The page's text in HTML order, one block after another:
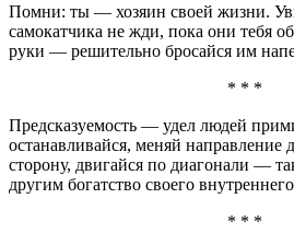
Помни: ты — хозяин своей жизни.
самокатчика не жди, пока они тебя
руки — решительно бросайся им
* * *
Предсказуемость — удел людей
останавливайся, меняй направление
сторону, двигайся по диагонали —
другим богатство своего
* * *